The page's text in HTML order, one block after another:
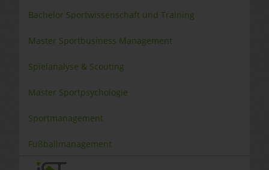
Bachelor Sportwissenschaft und Training
Master Sportbusiness Management
Spielanalyse & Scouting
Master Sportpsychologie
Sportmanagement
Fußballmanagement